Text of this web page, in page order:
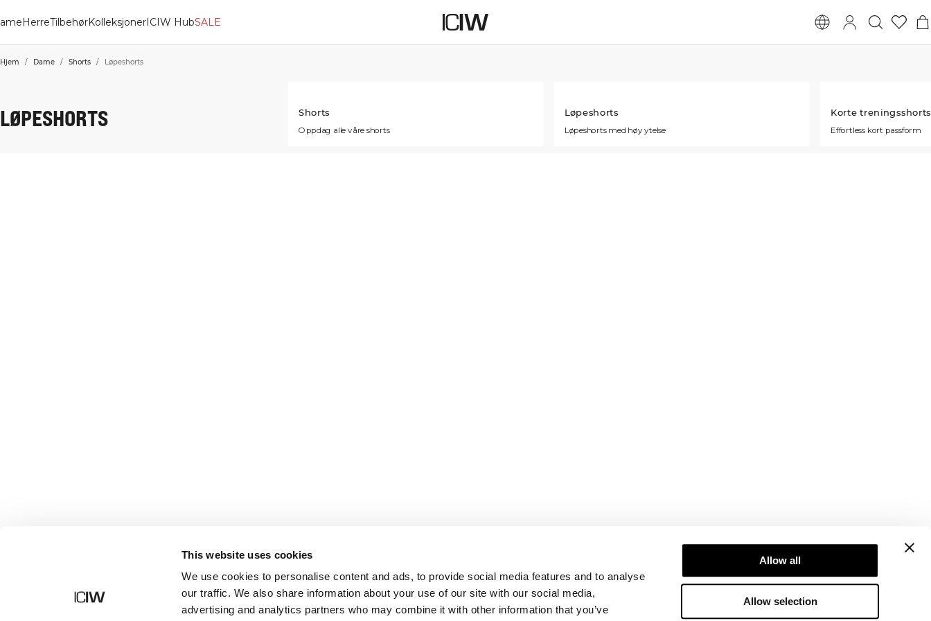
This website uses cookies
We use cookies to personalise content and ads, to provide social media features and to analyse
our traffic. We also share information about your use of our site with our social media,
advertising and analytics partners who may combine it with other information that you’ve
Allow all
Allow selection
HerreTilbehørKolleksjonerICIW HubSALE
Hjem / Dame / Shorts / Løpeshorts
LØPESHORTS Shorts
Oppdag alle våre shorts
Løpeshorts
Løpeshorts med høy ytelse
Korte treningsshorts
Effortless kort passform
Shop
Newsletter
Abonner på nyhetsbrevet vårt! Få eksklusive
tilbud, de siste nyhetene våre og mye mer.